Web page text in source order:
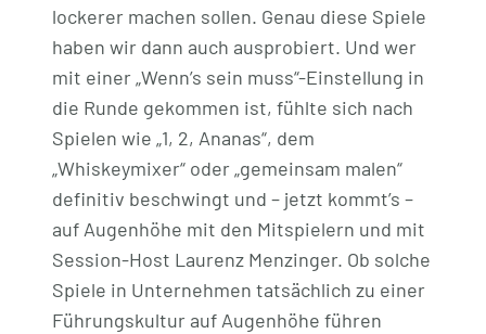
lockerer machen sollen. Genau diese Spiele
haben wir dann auch ausprobiert. Und wer
mit einer „Wenn’s sein muss“-Einstellung in
die Runde gekommen ist, fühlte sich nach
Spielen wie „1, 2, Ananas“, dem
„Whiskeymixer“ oder „gemeinsam malen“
definitiv beschwingt und – jetzt kommt’s –
auf Augenhöhe mit den Mitspielern und mit
Session-Host Laurenz Menzinger. Ob solche
Spiele in Unternehmen tatsächlich zu einer
Führungskultur auf Augenhöhe führen